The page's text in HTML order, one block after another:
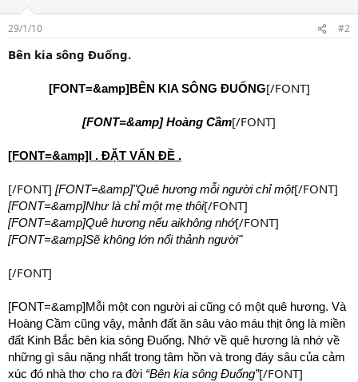
29/1/10 #2
Bên kia sông Đuống.
[FONT=&amp]BÊN KIA SÔNG ĐUỐNG[/FONT]
[FONT=&amp] Hoàng Cầm[/FONT]​
[FONT=&amp]I . ĐẶT VẤN ĐỀ .
[/FONT] [FONT=&amp]"Quê hương mỗi người chỉ một[/FONT]
[FONT=&amp]Như là chỉ một mẹ thôi[/FONT]
[FONT=&amp]Quê hương nếu aikhông nhớ[/FONT]
[FONT=&amp]Sẽ không lớn nổi thảnh người"
[/FONT]
[FONT=&amp]Mỗi một con người ai cũng có một quê hương. Và
Hoàng Cầm cũng vậy, mảnh đất ăn sâu vào máu thịt ông là miền
đất Kinh Bắc bên kia sông Đuống. Nhớ về quê hương là nhớ về
những gì sâu nặng nhất trong tâm hồn và trong đáy sâu của cảm
xúc đó nhà thơ cho ra đời “Bên kia sông Đuống”[/FONT]